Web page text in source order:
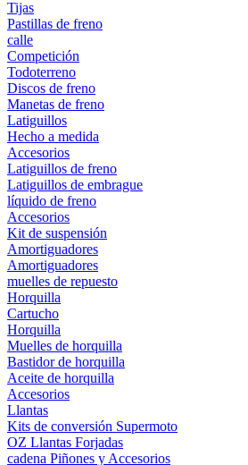
Tijas
Pastillas de freno
calle
Competición
Todoterreno
Discos de freno
Manetas de freno
Latiguillos
Hecho a medida
Accesorios
Latiguillos de freno
Latiguillos de embrague
líquido de freno
Accesorios
Kit de suspensión
Amortiguadores
Amortiguadores
muelles de repuesto
Horquilla
Cartucho
Horquilla
Muelles de horquilla
Bastidor de horquilla
Aceite de horquilla
Accesorios
Llantas
Kits de conversión Supermoto
OZ Llantas Forjadas
cadena Piñones y Accesorios